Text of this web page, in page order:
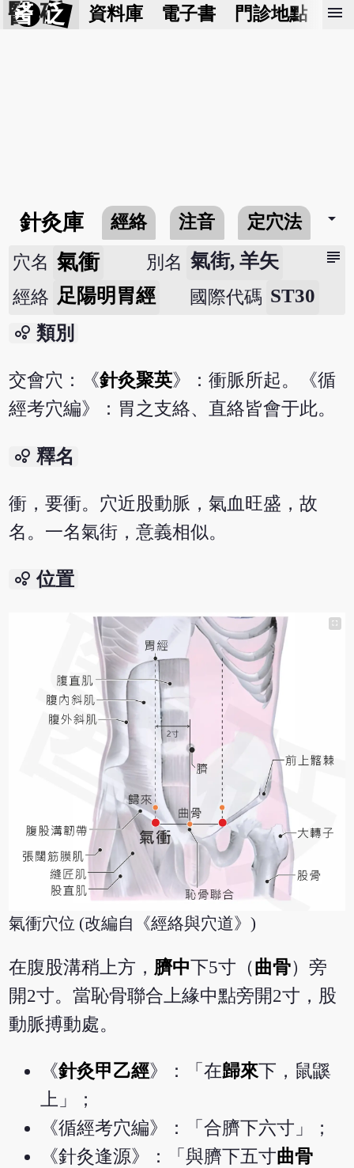
醫 砭 資料庫 電子書 門診地點 預
menu
針灸庫 經絡 注音 定穴法 arrow_drop_down
subject
穴名 氣衝 別名 氣街, 羊矢
經絡 足陽明胃經 國際代碼 ST30
bubble_chart 類別
交會穴：《針灸聚英》：衝脈所起。《循
經考穴編》：胃之支絡、直絡皆會于此。
bubble_chart 釋名
衝，要衝。穴近股動脈，氣血旺盛，故
名。一名氣街，意義相似。
bubble_chart 位置
氣衝穴位 (改編自《經絡與穴道》)
在腹股溝稍上方， 臍中下5寸（曲骨）旁
開2寸。當恥骨聯合上緣中點旁開2寸，股
動脈搏動處。
《針灸甲乙經》：「在歸來下，鼠鼷
上」；
《循經考穴編》：「合臍下六寸」；
《針灸逢源》：「與臍下五寸曲骨